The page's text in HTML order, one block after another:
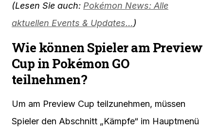
(Lesen Sie auch: Pokémon News: Alle
aktuellen Events & Updates…)
Wie können Spieler am Preview
Cup in Pokémon GO
teilnehmen?
Um am Preview Cup teilzunehmen, müssen
Spieler den Abschnitt „Kämpfe“ im Hauptmenü